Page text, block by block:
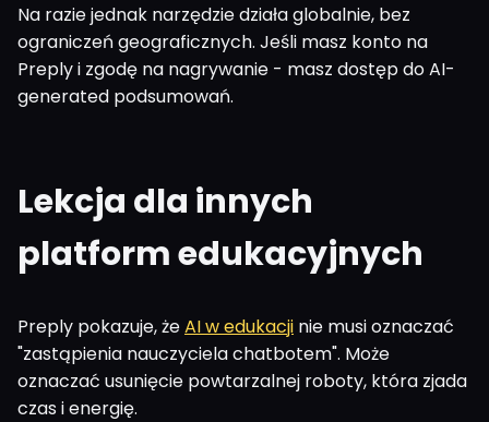
Na razie jednak narzędzie działa globalnie, bez
ograniczeń geograficznych. Jeśli masz konto na
Preply i zgodę na nagrywanie - masz dostęp do AI-
generated podsumowań.
Lekcja dla innych
platform edukacyjnych
Preply pokazuje, żeAI w edukacji nie musi oznaczać
"zastąpienia nauczyciela chatbotem". Może
oznaczać usunięcie powtarzalnej roboty, która zjada
czas i energię.